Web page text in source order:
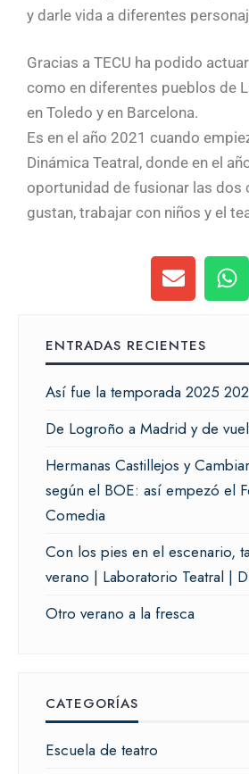
y darle vida a diferentes
Gracias a TECU ha podido
como en diferentes pueblos de
en Toledo y en Barcelona.
Es en el año 2021 cuando
Dinámica Teatral, donde en el
oportunidad de fusionar las dos
gustan, trabajar con niños y el
ENTRADAS RECIENTES
Así fue la temporada 2025
De Logroño a Madrid y de
Hermanas Castillejos y
según el BOE: así empezó el
Comedia
Con los pies en el escenario,
verano | Laboratorio Teatral |
Otro verano a la fresca
CATEGORÍAS
Escuela de teatro